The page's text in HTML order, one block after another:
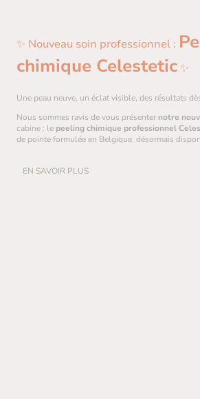
✨ Nouveau soin professionnel :
chimique Celestetic ✨
Une peau neuve, un éclat visible, des résultats
Nous sommes ravis de vous présenter notre
cabine : le peeling chimique professionnel
de pointe formulée en Belgique, désormais
EN SAVOIR PLUS